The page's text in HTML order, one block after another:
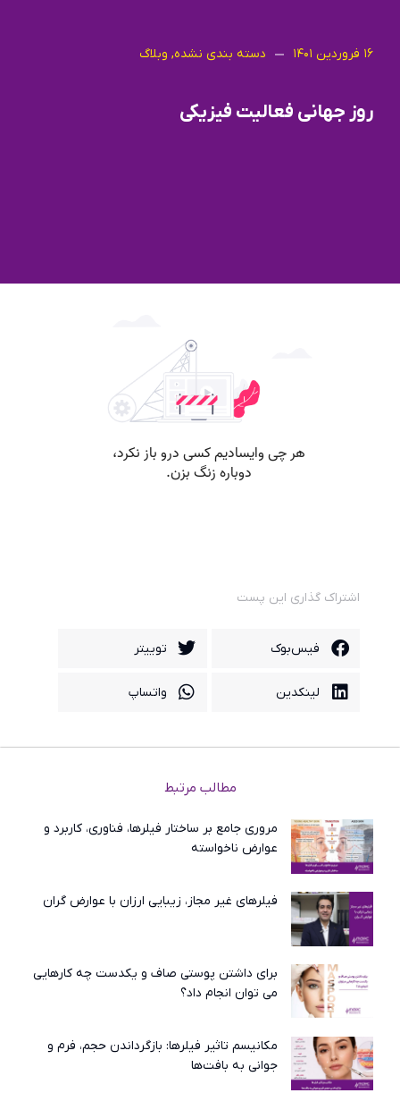
۱۶ فروردین ۱۴۰۱ دسته بندی نشده, وبلاگ
روز جهانی فعالیت فیزیکی
اشتراک گذاری این پست
فیس‌بوک توییتر
لینکدین واتساپ
مطالب مرتبط
مروری جامع بر ساختار فیلرها، فناوری، کاربرد و
عوارض ناخواسته
فیلرهای غیر مجاز، زیبایی ارزان با عوارض گران
برای داشتن پوستی صاف و یکدست چه کارهایی
می توان انجام داد؟
مکانیسم تاثیر فیلرها: بازگرداندن حجم، فرم و
جوانی به بافت‌ها